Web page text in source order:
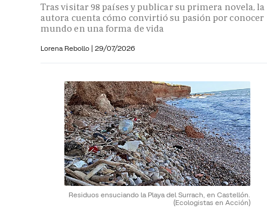
Tras visitar 98 países y publicar su primera novela, la
autora cuenta cómo convirtió su pasión por conocer
mundo en una forma de vida
Lorena Rebollo | 29/07/2026
Residuos ensuciando la Playa del Surrach, en Castellón.
(Ecologistas en Acción)